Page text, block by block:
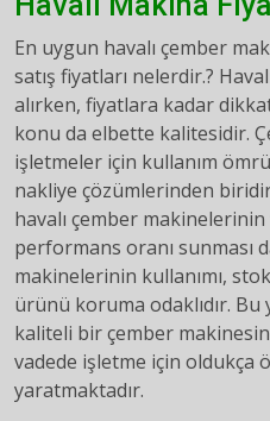
En uygun havalı çember
satış fiyatları nelerdir.?
alırken, fiyatlara kadar
konu da elbette kalitesidir.
işletmeler için kullanım
nakliye çözümlerinden
havalı çember
performans oranı sunması
makinelerinin kullanımı,
ürünü koruma odaklıdır. Bu
kaliteli bir çember
vadede işletme için oldukça
yaratmaktadır.